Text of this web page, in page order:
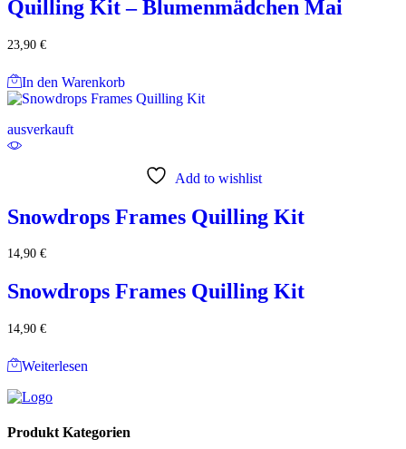
Quilling Kit – Blumenmädchen Mai
23,90 €
In den Warenkorb
ausverkauft
Add to wishlist
Snowdrops Frames Quilling Kit
14,90 €
Snowdrops Frames Quilling Kit
14,90 €
Weiterlesen
Produkt Kategorien